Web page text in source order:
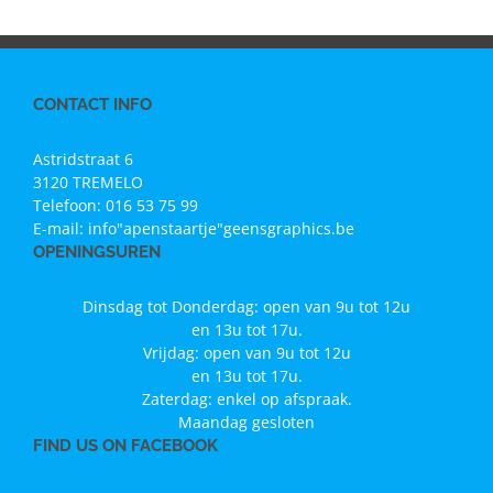
CONTACT INFO
Astridstraat 6
3120 TREMELO
Telefoon: 016 53 75 99
E-mail: info"apenstaartje"geensgraphics.be
OPENINGSUREN
Dinsdag tot Donderdag: open van 9u tot 12u
en 13u tot 17u.
Vrijdag: open van 9u tot 12u
en 13u tot 17u.
Zaterdag: enkel op afspraak.
Maandag gesloten
FIND US ON FACEBOOK